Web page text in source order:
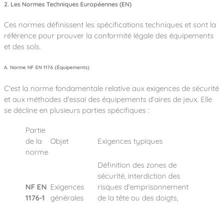
2. Les Normes Techniques Européennes (EN)
Ces normes définissent les spécifications techniques et sont la
référence pour prouver la conformité légale des équipements
et des sols.
A. Norme NF EN 1176 (Équipements)
C'est la norme fondamentale relative aux exigences de sécurité
et aux méthodes d'essai des équipements d'aires de jeux. Elle
se décline en plusieurs parties spécifiques :
Partie
de la
norme
Objet Exigences typiques
NF EN
1176-1
Exigences
générales
Définition des zones de
sécurité, interdiction des
risques d'emprisonnement
de la tête ou des doigts,